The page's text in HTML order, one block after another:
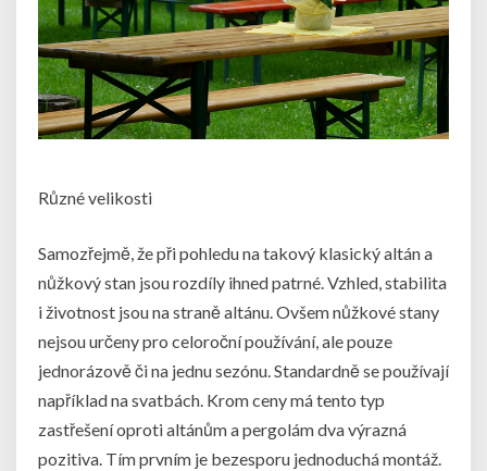
Různé velikosti
Samozřejmě, že při pohledu na takový klasický altán a
nůžkový stan jsou rozdíly ihned patrné. Vzhled, stabilita
i životnost jsou na straně altánu. Ovšemnůžkové stany
nejsou určeny pro celoroční používání, ale pouze
jednorázově či na jednu sezónu. Standardně se používají
například na svatbách. Krom ceny má tento typ
zastřešení oproti altánům a pergolám dva výrazná
pozitiva. Tím prvním je bezesporu jednoduchá montáž.